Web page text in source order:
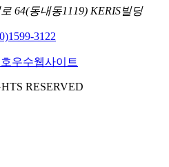
64(동내동1119) KERIS빌딩
1599-3122
RESERVED